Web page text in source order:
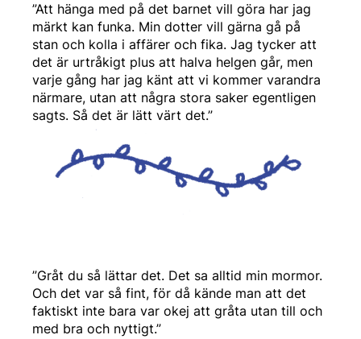
”Att hänga med på det barnet vill göra har jag
märkt kan funka. Min dotter vill gärna gå på
stan och kolla i affärer och fika. Jag tycker att
det är urtråkigt plus att halva helgen går, men
varje gång har jag känt att vi kommer varandra
närmare, utan att några stora saker egentligen
sagts. Så det är lätt värt det.”
”Gråt du så lättar det. Det sa alltid min mormor.
Och det var så fint, för då kände man att det
faktiskt inte bara var okej att gråta utan till och
med bra och nyttigt.”